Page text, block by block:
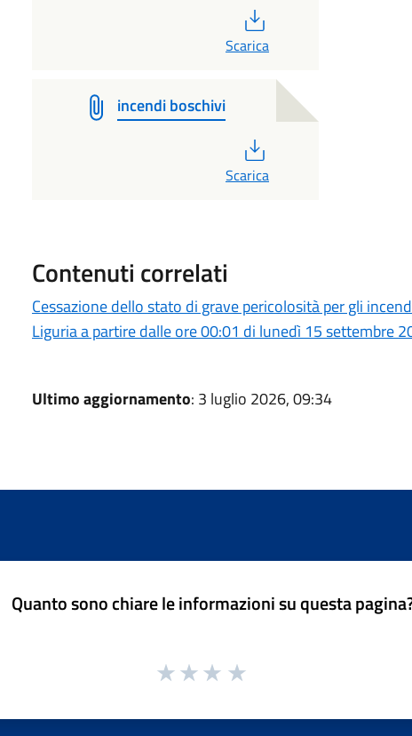
Scarica
incendi boschivi
Scarica
Contenuti correlati
Cessazione dello stato di grave pericolosità per gli
Liguria a partire dalle ore 00:01 di lunedì 15 settembre
Ultimo aggiornamento: 3 luglio 2026, 09:34
Quanto sono chiare le informazioni su questa